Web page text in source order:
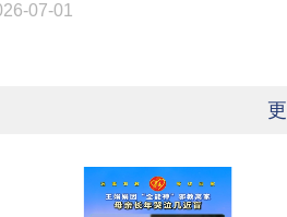
07-01